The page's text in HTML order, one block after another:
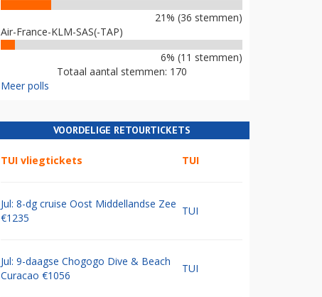
21% (36 stemmen)
Air-France-KLM-SAS(-TAP)
6% (11 stemmen)
Totaal aantal stemmen: 170
Meer polls
VOORDELIGE RETOURTICKETS
TUI vliegtickets TUI
Jul: 8-dg cruise Oost Middellandse Zee
€1235
TUI
Jul: 9-daagse Chogogo Dive & Beach
Curacao €1056
TUI